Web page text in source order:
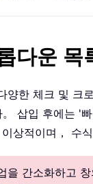
운 목
양한 체크 및 크
삽입 후에는 '
적이며， 수
간소화하고 창